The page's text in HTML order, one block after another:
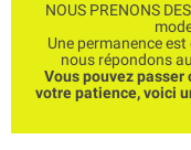
NOUS PRENONS
Une permanence
nous répondons
Vous pouvez passer
votre patience, voici